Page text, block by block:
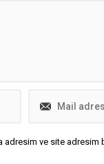
adresim ve site adresim